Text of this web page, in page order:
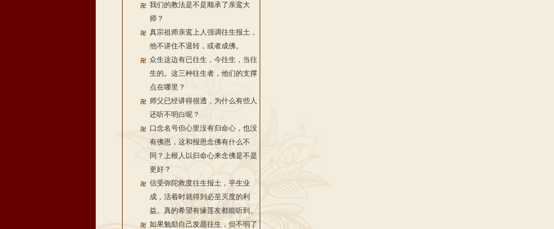
我们的教法是不是顺承了亲鸾大
师？
真宗祖师亲鸾上人强调往生报土，
他不讲住不退转，或者成佛。
众生这边有已往生，今往生，当往
生的。这三种往生者，他们的支撑
点在哪里？
师父已经讲得很透，为什么有些人
还听不明白呢？
口念名号但心里没有归命心，也没
有佛恩，这和报恩念佛有什么不
同？上根人以归命心来念佛是不是
更好？
信受弥陀救度往生报土，平生业
成，活着时就得到必至灭度的利
益。真的希望有缘莲友都能听到。
如果勉励自己发愿往生，但不明了